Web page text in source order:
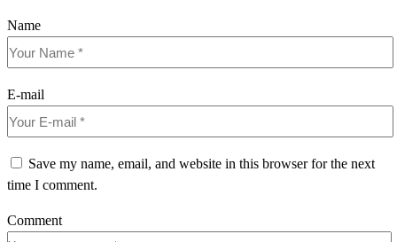
Name
E-mail
Save my name, email, and website in this browser for the next
time I comment.
Comment